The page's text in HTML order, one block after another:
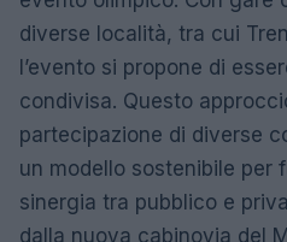
diverse località, tra cui
l’evento si propone di
condivisa. Questo
partecipazione di diverse
un modello sostenibile per
sinergia tra pubblico e
dalla nuova cabinovia del